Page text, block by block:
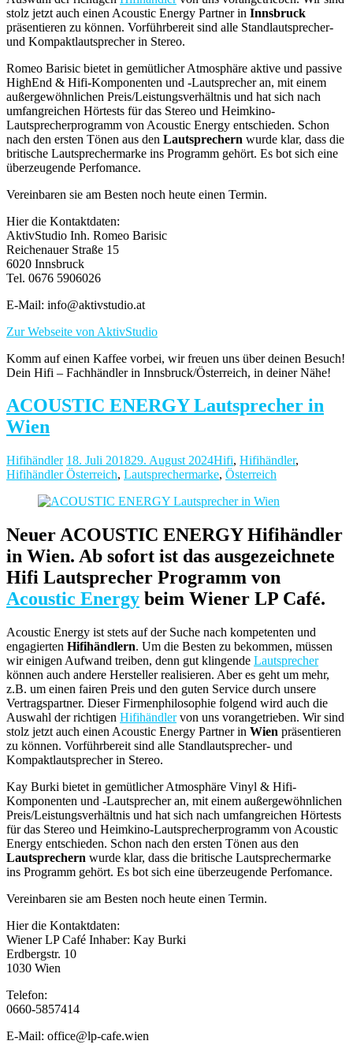
stolz jetzt auch einen Acoustic Energy Partner in Innsbruck
präsentieren zu können. Vorführbereit sind alle Standlautsprecher-
und Kompaktlautsprecher in Stereo.
Romeo Barisic bietet in gemütlicher Atmosphäre aktive und passive
HighEnd & Hifi-Komponenten und -Lautsprecher an, mit einem
außergewöhnlichen Preis/Leistungsverhältnis und hat sich nach
umfangreichen Hörtests für das Stereo und Heimkino-
Lautsprecherprogramm von Acoustic Energy entschieden. Schon
nach den ersten Tönen aus den Lautsprechern wurde klar, dass die
britische Lautsprechermarke ins Programm gehört. Es bot sich eine
überzeugende Perfomance.
Vereinbaren sie am Besten noch heute einen Termin.
Hier die Kontaktdaten:
AktivStudio Inh. Romeo Barisic
Reichenauer Straße 15
6020 Innsbruck
Tel. 0676 5906026
E-Mail: info@aktivstudio.at
Zur Webseite von AktivStudio
Komm auf einen Kaffee vorbei, wir freuen uns über deinen Besuch!
Dein Hifi – Fachhändler in Innsbruck/Österreich, in deiner Nähe!
ACOUSTIC ENERGY Lautsprecher in
Wien
Hifihändler 18. Juli 201829. August 2024Hifi, Hifihändler,
Hifihändler Österreich, Lautsprechermarke, Österreich
Neuer ACOUSTIC ENERGY Hifihändler
in Wien. Ab sofort ist das ausgezeichnete
Hifi Lautsprecher Programm von
Acoustic Energy beim Wiener LP Café.
Acoustic Energy ist stets auf der Suche nach kompetenten und
engagierten Hifihändlern. Um die Besten zu bekommen, müssen
wir einigen Aufwand treiben, denn gut klingende Lautsprecher
können auch andere Hersteller realisieren. Aber es geht um mehr,
z.B. um einen fairen Preis und den guten Service durch unsere
Vertragspartner. Dieser Firmenphilosophie folgend wird auch die
Auswahl der richtigen Hifihändlervon uns vorangetrieben. Wir sind
stolz jetzt auch einen Acoustic Energy Partner in Wien präsentieren
zu können. Vorführbereit sind alle Standlautsprecher- und
Kompaktlautsprecher in Stereo.
Kay Burki bietet in gemütlicher Atmosphäre Vinyl & Hifi-
Komponenten und -Lautsprecher an, mit einem außergewöhnlichen
Preis/Leistungsverhältnis und hat sich nach umfangreichen Hörtests
für das Stereo und Heimkino-Lautsprecherprogramm von Acoustic
Energy entschieden. Schon nach den ersten Tönen aus den
Lautsprechern wurde klar, dass die britische Lautsprechermarke
ins Programm gehört. Es bot sich eine überzeugende Perfomance.
Vereinbaren sie am Besten noch heute einen Termin.
Hier die Kontaktdaten:
Wiener LP Café Inhaber: Kay Burki
Erdbergstr. 10
1030 Wien
Telefon:
0660-5857414
E-Mail: office@lp-cafe.wien